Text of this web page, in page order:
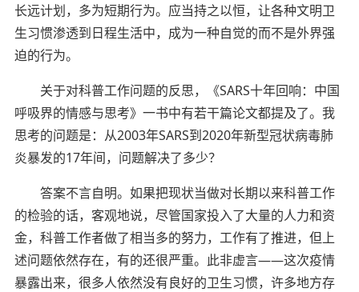
长远计划，多为短期行为。应当持之以恒，让各种文明卫
生习惯渗透到日程生活中，成为一种自觉的而不是外界强
迫的行为。
关于对科普工作问题的反思，《SARS十年回响：中国
呼吸界的情感与思考》一书中有若干篇论文都提及了。我
思考的问题是：从2003年SARS到2020年新型冠状病毒肺
炎暴发的17年间，问题解决了多少？
答案不言自明。如果把现状当做对长期以来科普工作
的检验的话，客观地说，尽管国家投入了大量的人力和资
金，科普工作者做了相当多的努力，工作有了推进，但上
述问题依然存在，有的还很严重。此非虚言——这次疫情
暴露出来，很多人依然没有良好的卫生习惯，许多地方存